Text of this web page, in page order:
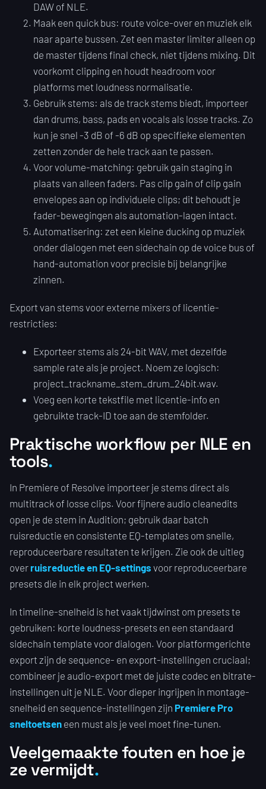
DAW of NLE.
Maak een quick bus: route voice-over en muziek elk
naar aparte bussen. Zet een master limiter alleen op
de master tijdens final check, niet tijdens mixing. Dit
voorkomt clipping en houdt headroom voor
platforms met loudness normalisatie.
Gebruik stems: als de track stems biedt, importeer
dan drums, bass, pads en vocals als losse tracks. Zo
kun je snel -3 dB of -6 dB op specifieke elementen
zetten zonder de hele track aan te passen.
Voor volume-matching: gebruik gain staging in
plaats van alleen faders. Pas clip gain of clip gain
envelopes aan op individuele clips; dit behoudt je
fader-bewegingen als automation-lagen intact.
Automatisering: zet een kleine ducking op muziek
onder dialogen met een sidechain op de voice bus of
hand-automation voor precisie bij belangrijke
zinnen.
Export van stems voor externe mixers of licentie-
restricties:
Exporteer stems als 24-bit WAV, met dezelfde
sample rate als je project. Noem ze logisch:
project_trackname_stem_drum_24bit.wav.
Voeg een korte tekstfile met licentie-info en
gebruikte track-ID toe aan de stemfolder.
Praktische workflow per NLE en
tools
In Premiere of Resolve importeer je stems direct als
multitrack of losse clips. Voor fijnere audio cleanedits
open je de stem in Audition; gebruik daar batch
ruisreductie en consistente EQ-templates om snelle,
reproduceerbare resultaten te krijgen. Zie ook de uitleg
overruisreductie en EQ-settings voor reproduceerbare
presets die in elk project werken.
In timeline-snelheid is het vaak tijdwinst om presets te
gebruiken: korte loudness-presets en een standaard
sidechain template voor dialogen. Voor platformgerichte
export zijn de sequence- en export-instellingen cruciaal;
combineer je audio-export met de juiste codec en bitrate-
instellingen uit je NLE. Voor dieper ingrijpen in montage-
snelheid en sequence-instellingen zijn Premiere Pro
sneltoetsen een must als je veel moet fine-tunen.
Veelgemaakte fouten en hoe je
ze vermijdt